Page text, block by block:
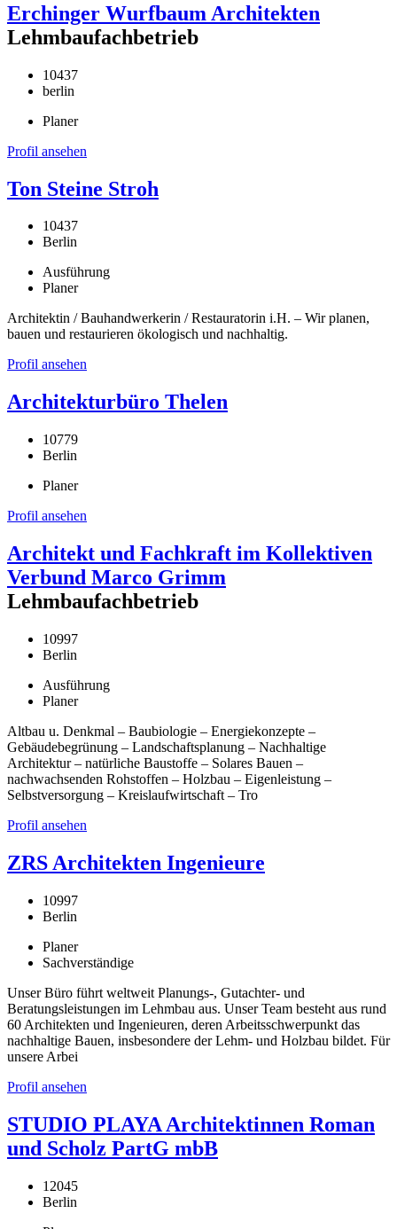
Erchinger Wurfbaum Architekten
Lehmbaufachbetrieb
10437
berlin
Planer
Profil ansehen
Ton Steine Stroh
10437
Berlin
Ausführung
Planer
Architektin / Bauhandwerkerin / Restauratorin i.H. – Wir planen,
bauen und restaurieren ökologisch und nachhaltig.
Profil ansehen
Architekturbüro Thelen
10779
Berlin
Planer
Profil ansehen
Architekt und Fachkraft im Kollektiven
Verbund Marco Grimm
Lehmbaufachbetrieb
10997
Berlin
Ausführung
Planer
Altbau u. Denkmal – Baubiologie – Energiekonzepte –
Gebäudebegrünung – Landschaftsplanung – Nachhaltige
Architektur – natürliche Baustoffe – Solares Bauen –
nachwachsenden Rohstoffen – Holzbau – Eigenleistung –
Selbstversorgung – Kreislaufwirtschaft – Tro
Profil ansehen
ZRS Architekten Ingenieure
10997
Berlin
Planer
Sachverständige
Unser Büro führt weltweit Planungs-, Gutachter- und
Beratungsleistungen im Lehmbau aus. Unser Team besteht aus rund
60 Architekten und Ingenieuren, deren Arbeitsschwerpunkt das
nachhaltige Bauen, insbesondere der Lehm- und Holzbau bildet. Für
unsere Arbei
Profil ansehen
STUDIO PLAYA Architektinnen Roman
und Scholz PartG mbB
12045
Berlin